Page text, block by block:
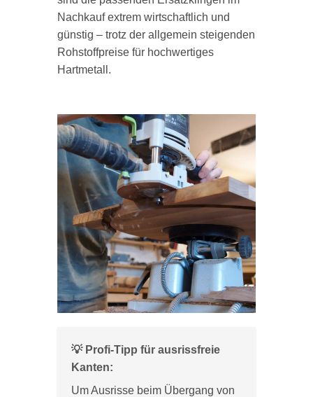
Nachkauf extrem wirtschaftlich und
günstig – trotz der allgemein steigenden
Rohstoffpreise für hochwertiges
Hartmetall.
💡 Profi-Tipp für ausrissfreie
Kanten:
Um Ausrisse beim Übergang von